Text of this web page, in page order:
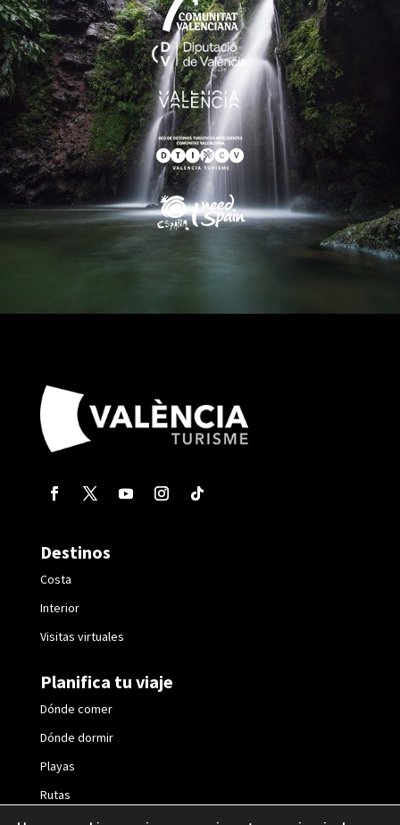
Destinos
Costa
Interior
Visitas virtuales
Planifica tu viaje
Dónde comer
Dónde dormir
Playas
Rutas